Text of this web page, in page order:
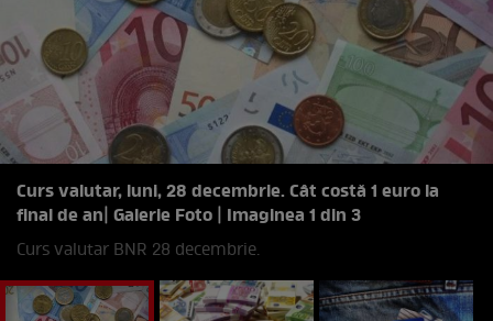
Curs valutar, luni, 28 decembrie. Cât costă 1 euro la
final de an| Galerie Foto | Imaginea 1 din 3
Curs valutar BNR 28 decembrie.